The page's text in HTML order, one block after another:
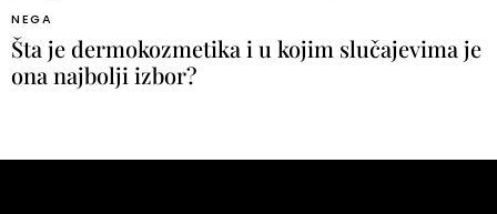
NEGA
Šta je dermokozmetika i u kojim slučajevima je
ona najbolji izbor?